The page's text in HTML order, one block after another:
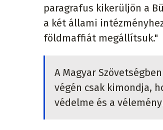
paragrafus kikerüljön a
a két állami
földmaffiát megállítsuk."
A Magyar
végén csak kimondja,
védelme és a